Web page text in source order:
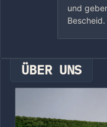
und
Bescheid.
ÜBER UNS